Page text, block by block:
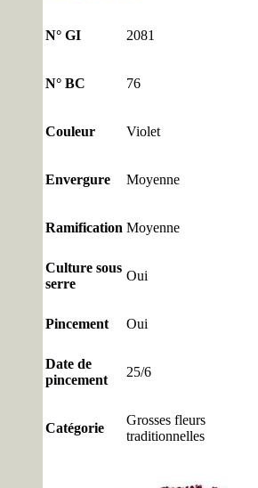
N° GI 2081
N° BC 76
Couleur Violet
Envergure Moyenne
Ramification Moyenne
Culture sous
serre
Oui
Pincement Oui
Date de
pincement
25/6
Catégorie
Grosses fleurs
traditionnelles